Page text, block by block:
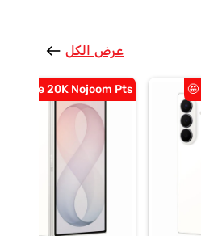
عرض الكل west
Free 20K Nojoom Pts 🤩